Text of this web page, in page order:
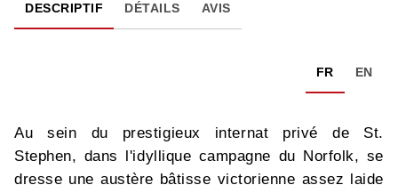
DESCRIPTIF DÉTAILS AVIS
FR EN
Au sein du prestigieux internat privé de St.
Stephen, dans l'idyllique campagne du Norfolk, se
dresse une austère bâtisse victorienne assez laide